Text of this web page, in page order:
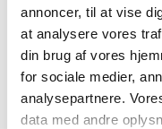
annoncer, til at vise
at analysere vores
din brug af vores
for sociale medier,
analysepartnere.
data med andre
Click here to see the
Go to English frontpage